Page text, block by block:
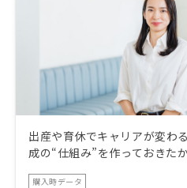
出産や育休でキャリアが変わ
成の“仕組み”を作っておきたか
購入時データ